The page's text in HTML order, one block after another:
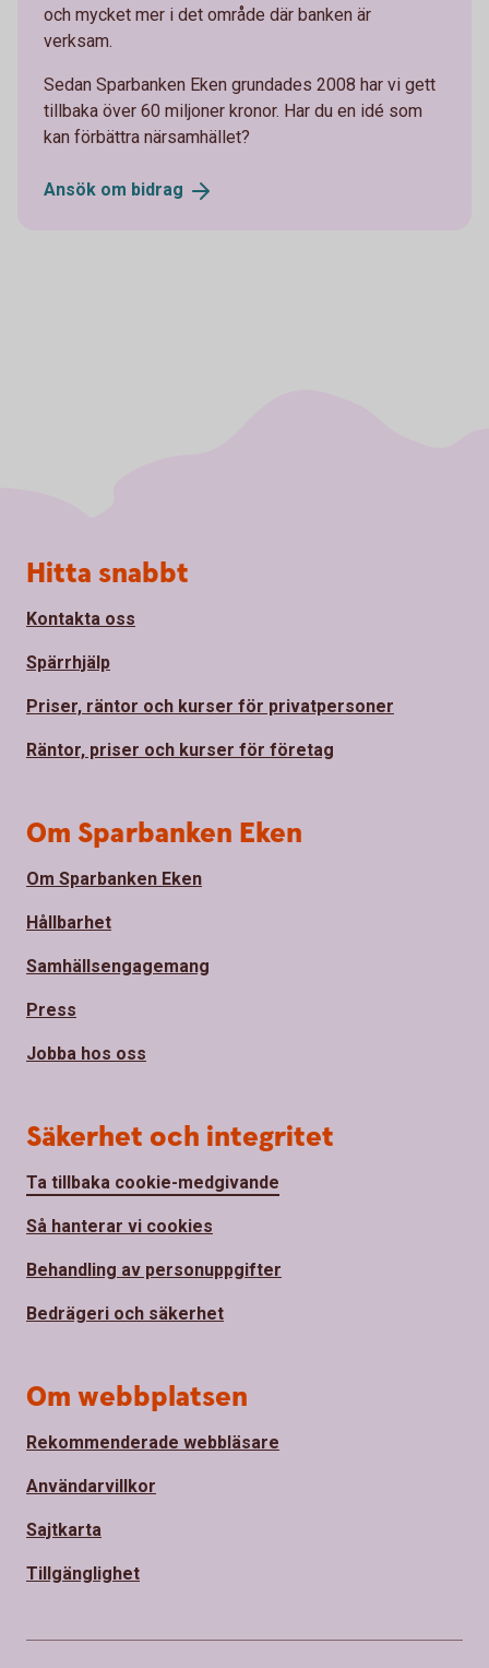
och mycket mer i det område där banken är
verksam.
Sedan Sparbanken Eken grundades 2008 har vi gett
tillbaka över 60 miljoner kronor. Har du en idé som
kan förbättra närsamhället?
Ansök om bidrag
Sidfot
Hitta snabbt
Kontakta oss
Spärrhjälp
Priser, räntor och kurser för privatpersoner
Räntor, priser och kurser för företag
Om Sparbanken Eken
Om Sparbanken Eken
Hållbarhet
Samhällsengagemang
Press
Jobba hos oss
Säkerhet och integritet
Ta tillbaka cookie-medgivande
Så hanterar vi cookies
Behandling av personuppgifter
Bedrägeri och säkerhet
Om webbplatsen
Rekommenderade webbläsare
Användarvillkor
Sajtkarta
Tillgänglighet